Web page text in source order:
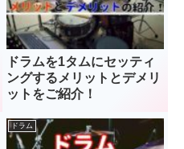
ドラムを1タムにセッティ
ングするメリットとデメリ
ットをご紹介！
ドラム